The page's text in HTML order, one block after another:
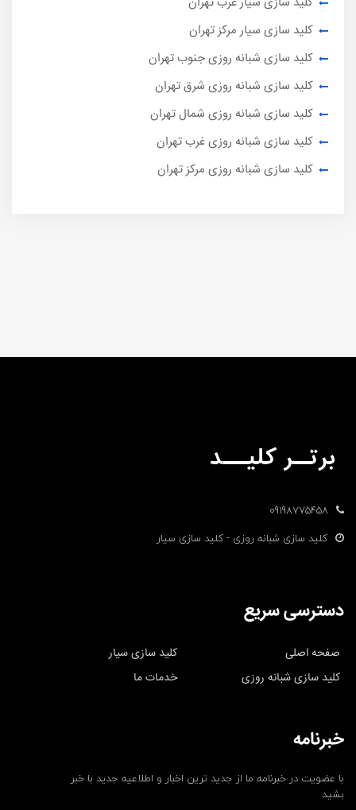
کلید سازی سیار مرکز تهران
کلید سازی شبانه روزی جنوب تهران
کلید سازی شبانه روزی شرق تهران
کلید سازی شبانه روزی شمال تهران
کلید سازی شبانه روزی غرب تهران
کلید سازی شبانه روزی مرکز تهران
09198775458
کلید سازی شبانه روزی - کلید سازی سیار
دسترسی سریع
صفحه اصلی
کلید سازی سیار
کلید سازی شبانه روزی
خدمات ما
خبرنامه
با عضویت در خبرنامه ما از جدید ترین اخبار و اطلاعیه جدید با خبر
بشید